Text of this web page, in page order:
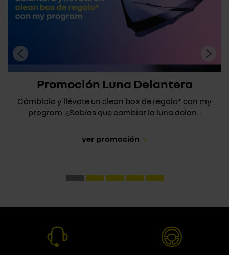
Promoción Luna Delantera
Cámbiala y llévate un clean box de regalo* con my
program ¿Sabías que cambiar la luna delan...
ver promoción